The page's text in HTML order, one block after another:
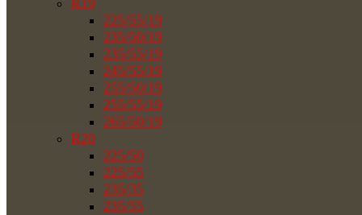
R19
225/55/19
235/50/19
235/55/19
245/55/19
255/50/19
255/55/19
265/50/19
R20
225/50
225/55
235/35
235/55